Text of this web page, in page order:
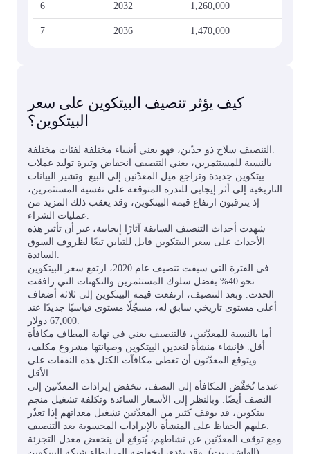
6 2032 1,260,000
7 2036 1,470,000
كيف يؤثر تنصيف البيتكوين على سعر
البيتكوين؟
بالنسبة للمستثمرين، يعني التنصيف انخفاض وتيرة توليد عملات
بيتكوين جديدة وتراجع ميل المعدّنين إلى البيع. وتشير البيانات
التاريخية إلى أثر إيجابي للندرة المتوقعة على نفسية المستثمرين،
إذ يترقبون ارتفاع قيمة البيتكوين، وقد يعقب ذلك المزيد من
شهدت أحداث التنصيف السابقة آثارًا إيجابية، غير أن تأثير هذه
الأحداث على سعر البيتكوين قابل للتباين تبعًا لظروف السوق
في الفترة التي سبقت تنصيف عام 2020، ارتفع سعر البيتكوين
نحو 40% بفضل سلوك المستثمرين والتكهنات التي رافقت
الحدث. وبعد التنصيف، ارتفعت قيمة البيتكوين إلى ثلاثة أضعاف
أعلى مستوى تاريخي سابق له، مسجّلًا مستوى قياسيًا جديدًا عند
أما بالنسبة للمعدّنين، فالتنصيف يعني في نهاية المطاف مكافأة
أقل. فإنشاء منشأة لتعدين البيتكوين وصيانتها مشروع مكلف،
ويتوقع المعدّنون أن تغطي مكافآت الكتل هذه النفقات على
عندما تُخفَّض المكافأة إلى النصف، تنخفض إيرادات المعدّنين إلى
النصف أيضًا. وبالنظر إلى الأسعار السائدة وتكلفة تشغيل منجم
بيتكوين، قد يوقف كثير من المعدّنين تشغيل معداتهم إذا تعذّر
ومع توقف المعدّنين عن نشاطهم، يُتوقع أن ينخفض معدل التجزئة